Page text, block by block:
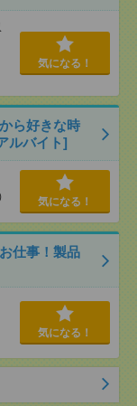
気になる！
ら好きな時
ルバイト]
気になる！
仕事！製品
気になる！